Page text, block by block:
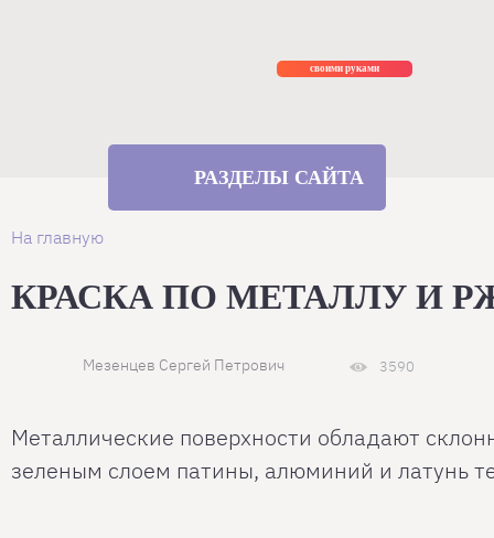
своими руками
РАЗДЕЛЫ САЙТА
На главную
КРАСКА ПО МЕТАЛЛУ И
Мезенцев Сергей Петрович 3590
Металлические поверхности обладают
зеленым слоем патины, алюминий и латунь